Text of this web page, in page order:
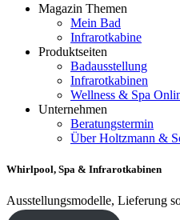
Magazin Themen
Mein Bad
Infrarotkabine
Produktseiten
Badausstellung
Infrarotkabinen
Wellness & Spa
Unternehmen
Beratungstermin
Über Holtzmann &
Whirlpool, Spa & Infrarotkabinen
Ausstellungsmodelle, Lieferung